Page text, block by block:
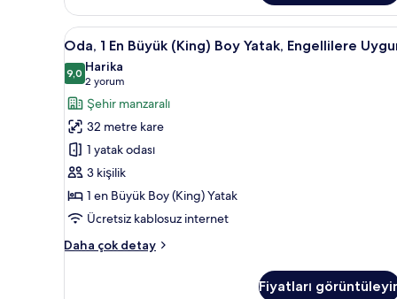
Manzaralı
(Business
Lounge
Access)
hakkında
daha
fazla
detay
Oda,
1
En
Büyük
(King)
Boy
Yatak,
Engellilere
Uygun
için
tüm
Oda, 1 En Büyük (King) Boy
6
Oda, 1 En Büyük (King) Boy Yatak, Engellilere
9,09,0 / 10
Harika
2 yorum
(2
yorum)
Şehir manzaralı
32 metre kare
1 yatak odası
3 kişilik
1 en Büyük Boy (King) Yatak
Ücretsiz kablosuz internet
Daha çok detay
Oda,
Fiyatları